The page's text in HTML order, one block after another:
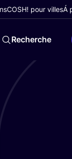
COSH! pour villesÁ
Recherche